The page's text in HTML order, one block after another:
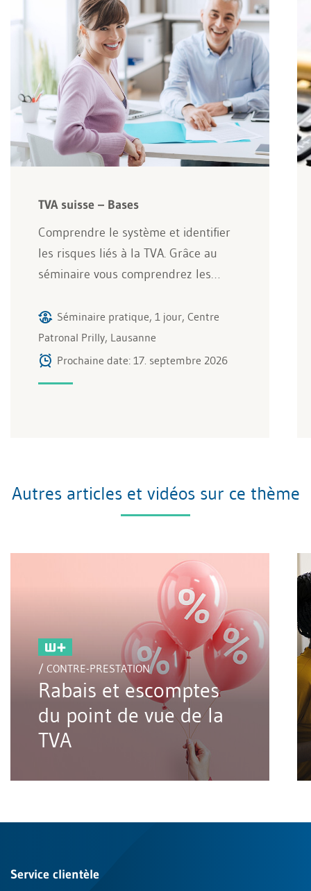
TVA suisse – Bases
Comprendre le système et identifier
les risques liés à la TVA. Grâce au
séminaire vous comprendrez les…
Séminaire pratique, 1 jour, Centre
Patronal Prilly, Lausanne
Prochaine date: 17. septembre 2026
Autres articles et vidéos sur ce thème
/ CONTRE-PRESTATION
Rabais et escomptes
du point de vue de la
TVA
Service clientèle